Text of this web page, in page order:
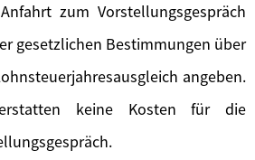
zum Vorstellungsgespräch
gesetzlichen Bestimmungen über
angeben.
keine Kosten für die